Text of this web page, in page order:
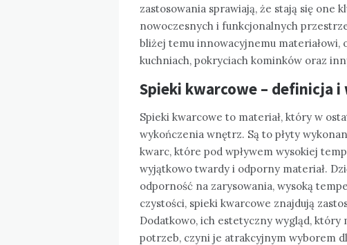
zastosowania sprawiają, że stają się
nowoczesnych i funkcjonalnych
bliżej temu innowacyjnemu materiałowi,
kuchniach, pokryciach kominków oraz
Spieki kwarcowe – definicja i
Spieki kwarcowe to materiał, który w
wykończenia wnętrz. Są to płyty
kwarc, które pod wpływem wysokiej
wyjątkowo twardy i odporny materiał.
odporność na zarysowania, wysoką
czystości, spieki kwarcowe znajdują
Dodatkowo, ich estetyczny wygląd,
potrzeb, czyni je atrakcyjnym wyborem